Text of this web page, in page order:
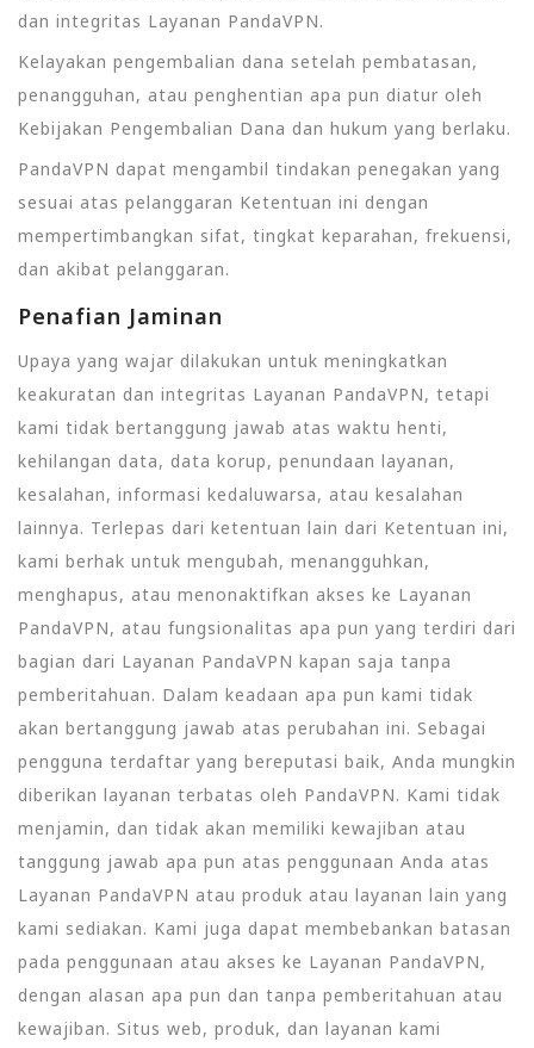
dan integritas Layanan PandaVPN.
Kelayakan pengembalian dana setelah pembatasan,
penangguhan, atau penghentian apa pun diatur oleh
Kebijakan Pengembalian Dana dan hukum yang berlaku.
PandaVPN dapat mengambil tindakan penegakan yang
sesuai atas pelanggaran Ketentuan ini dengan
mempertimbangkan sifat, tingkat keparahan, frekuensi,
dan akibat pelanggaran.
Penafian Jaminan
Upaya yang wajar dilakukan untuk meningkatkan
keakuratan dan integritas Layanan PandaVPN, tetapi
kami tidak bertanggung jawab atas waktu henti,
kehilangan data, data korup, penundaan layanan,
kesalahan, informasi kedaluwarsa, atau kesalahan
lainnya. Terlepas dari ketentuan lain dari Ketentuan ini,
kami berhak untuk mengubah, menangguhkan,
menghapus, atau menonaktifkan akses ke Layanan
PandaVPN, atau fungsionalitas apa pun yang terdiri dari
bagian dari Layanan PandaVPN kapan saja tanpa
pemberitahuan. Dalam keadaan apa pun kami tidak
akan bertanggung jawab atas perubahan ini. Sebagai
pengguna terdaftar yang bereputasi baik, Anda mungkin
diberikan layanan terbatas oleh PandaVPN. Kami tidak
menjamin, dan tidak akan memiliki kewajiban atau
tanggung jawab apa pun atas penggunaan Anda atas
Layanan PandaVPN atau produk atau layanan lain yang
kami sediakan. Kami juga dapat membebankan batasan
pada penggunaan atau akses ke Layanan PandaVPN,
dengan alasan apa pun dan tanpa pemberitahuan atau
kewajiban. Situs web, produk, dan layanan kami